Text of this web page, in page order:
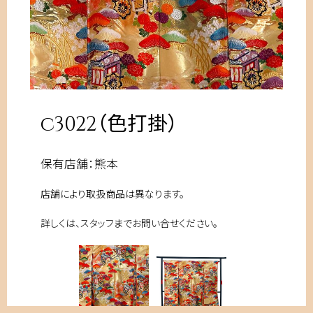
c3022（色打掛）
保有店舗：熊本
店舗により取扱商品は異なります。
詳しくは、スタッフまでお問い合せください。
運営会社 プライバシーポリシー
© UBL ALL RIGHTS RESERVED.
資料請求 お問い合わせ